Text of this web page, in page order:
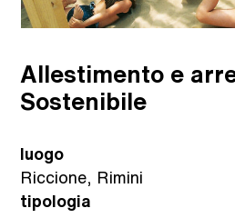
Allestimento e
Sostenibile
luogo
Riccione, Rimini
tipologia